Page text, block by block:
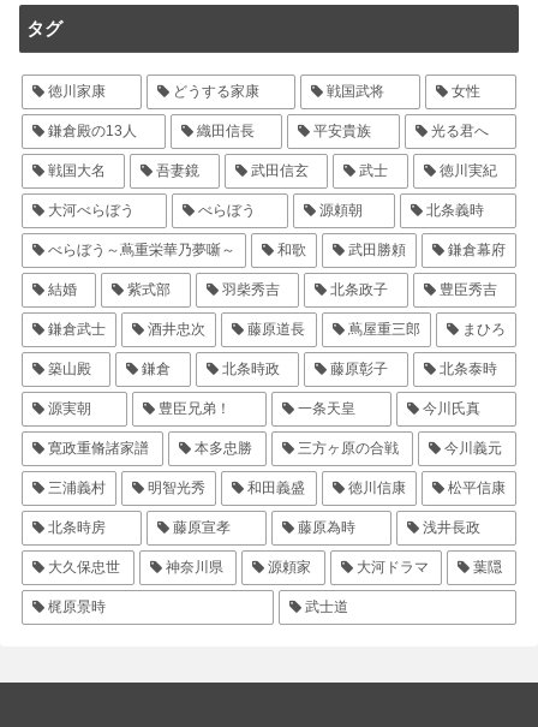
タグ
徳川家康 どうする家康 戦国武将 女性
鎌倉殿の13人 織田信長 平安貴族 光る君へ
戦国大名 吾妻鏡 武田信玄 武士 徳川実紀
大河べらぼう べらぼう 源頼朝 北条義時
べらぼう～蔦重栄華乃夢噺～ 和歌 武田勝頼 鎌倉幕府
結婚 紫式部 羽柴秀吉 北条政子 豊臣秀吉
鎌倉武士 酒井忠次 藤原道長 蔦屋重三郎 まひろ
築山殿 鎌倉 北条時政 藤原彰子 北条泰時
源実朝 豊臣兄弟！ 一条天皇 今川氏真
寛政重脩諸家譜 本多忠勝 三方ヶ原の合戦 今川義元
三浦義村 明智光秀 和田義盛 徳川信康 松平信康
北条時房 藤原宣孝 藤原為時 浅井長政
大久保忠世 神奈川県 源頼家 大河ドラマ 葉隠
梶原景時 武士道